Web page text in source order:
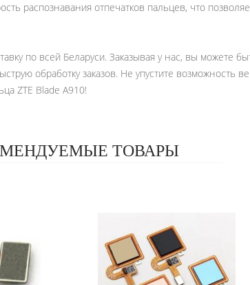
распознавания отпечатков пальцев, что
по всей Беларуси. Заказывая у нас, вы можете
обработку заказов. Не упустите
ZTE Blade A910!
ТОВАРЫ